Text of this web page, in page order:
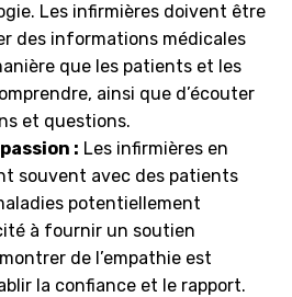
Les infirmières doivent être
des informations médicales
que les patients et les
ainsi que d’écouter
et questions.
: Les infirmières en
souvent avec des patients
potentiellement
à fournir un soutien
de l’empathie est
la confiance et le rapport.